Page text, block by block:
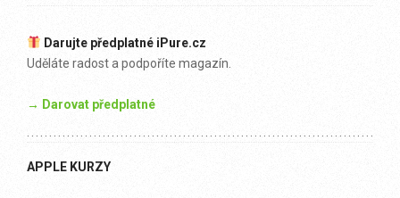
Darujte předplatné iPure.cz
Uděláte radost a podpoříte magazín.
→ Darovat předplatné
APPLE KURZY